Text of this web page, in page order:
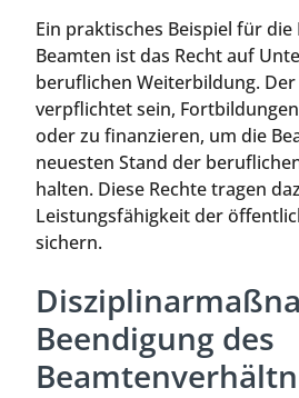
Ein praktisches Beispiel für die
Beamten ist das Recht auf
beruflichen Weiterbildung.
verpflichtet sein,
oder zu finanzieren, um die
neuesten Stand der
halten. Diese Rechte tragen
Leistungsfähigkeit der
sichern.
Beendigung des